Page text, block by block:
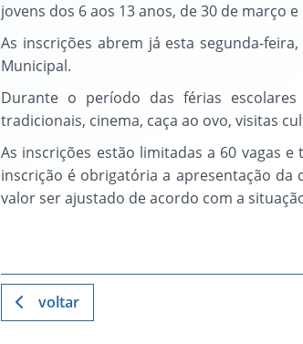
jovens dos 6 aos 13 anos, de 30 de março
As inscrições abrem já esta segunda-
Municipal.
Durante o período das férias
tradicionais, cinema, caça ao ovo, visitas
As inscrições estão limitadas a 60 vagas
inscrição é obrigatória a apresentação
valor ser ajustado de acordo com a
voltar